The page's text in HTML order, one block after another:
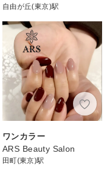
自由が丘(東京)駅
ワンカラー
ARS Beauty Salon
田町(東京)駅